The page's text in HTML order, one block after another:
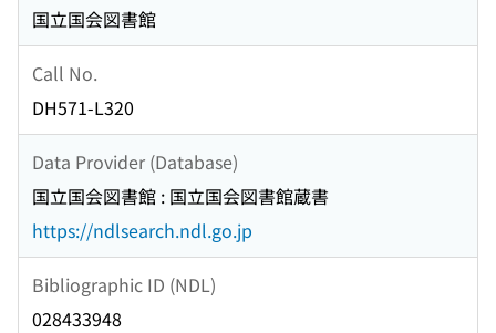
国立国会図書館
Call No.
DH571-L320
Data Provider (Database)
国立国会図書館 : 国立国会図書館蔵書
https://ndlsearch.ndl.go.jp
Bibliographic ID (NDL)
028433948